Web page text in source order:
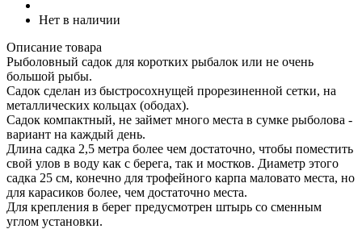
Нет в наличии
Описание товара
Рыболовный садок для коротких рыбалок или не очень
большой рыбы.
Садок сделан из быстросохнущей прорезиненной сетки, на
металлических кольцах (ободах).
Садок компактный, не займет много места в сумке рыболова -
вариант на каждый день.
Длина садка 2,5 метра более чем достаточно, чтобы поместить
свой улов в воду как с берега, так и мостков. Диаметр этого
садка 25 см, конечно для трофейного карпа маловато места, но
для карасиков более, чем достаточно места.
Для крепления в берег предусмотрен штырь со сменным
углом установки.